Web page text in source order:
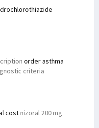
order asthma
criteria
costnizoral 200 mg